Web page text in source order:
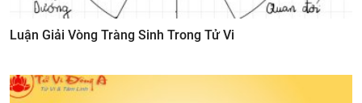
Luận Giải Vòng Tràng Sinh Trong Tử Vi